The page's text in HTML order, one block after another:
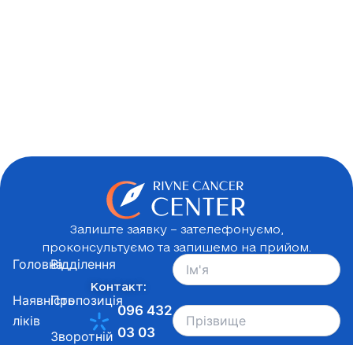
Залиште заявку – зателефонуємо,
проконсультуємо та запишемо на прийом.
Контакт:
096 432
03 03
Головна
Наявність
ліків
Відділення
Пропозиція
Зворотній